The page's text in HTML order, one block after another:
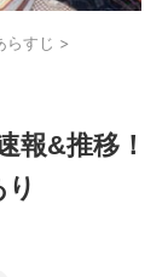
らすじ >
報&推移！